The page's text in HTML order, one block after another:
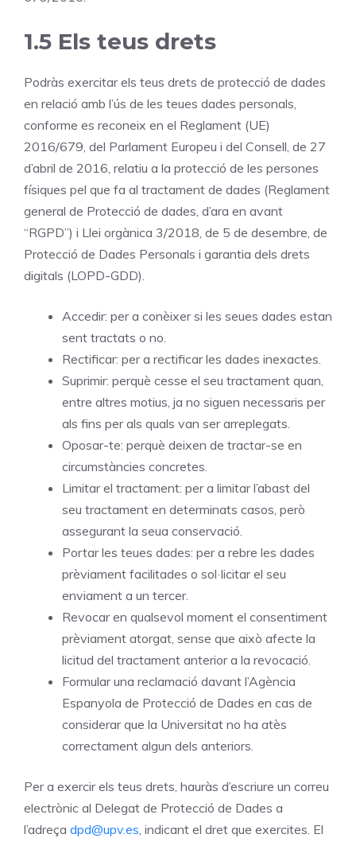
1.5 Els teus drets
Podràs exercitar els teus drets de protecció de dades
en relació amb l’ús de les teues dades personals,
conforme es reconeix en el Reglament (UE)
2016/679, del Parlament Europeu i del Consell, de 27
d’abril de 2016, relatiu a la protecció de les persones
físiques pel que fa al tractament de dades (Reglament
general de Protecció de dades, d’ara en avant
“RGPD”) i Llei orgànica 3/2018, de 5 de desembre, de
Protecció de Dades Personals i garantia dels drets
digitals (LOPD-GDD).
Accedir: per a conèixer si les seues dades estan
sent tractats o no.
Rectificar: per a rectificar les dades inexactes.
Suprimir: perquè cesse el seu tractament quan,
entre altres motius, ja no siguen necessaris per
als fins per als quals van ser arreplegats.
Oposar-te: perquè deixen de tractar-se en
circumstàncies concretes.
Limitar el tractament: per a limitar l’abast del
seu tractament en determinats casos, però
assegurant la seua conservació.
Portar les teues dades: per a rebre les dades
prèviament facilitades o sol·licitar el seu
enviament a un tercer.
Revocar en qualsevol moment el consentiment
prèviament atorgat, sense que això afecte la
licitud del tractament anterior a la revocació.
Formular una reclamació davant l’Agència
Espanyola de Protecció de Dades en cas de
considerar que la Universitat no ha atès
correctament algun dels anteriors.
Per a exercir els teus drets, hauràs d’escriure un correu
electrònic al Delegat de Protecció de Dades a
l’adreça dpd@upv.es, indicant el dret que exercites. El